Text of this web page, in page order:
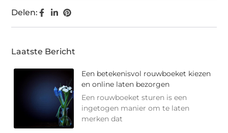
Delen:
Laatste Bericht
Een betekenisvol rouwboeket kiezen
en online laten bezorgen
Een rouwboeket sturen is een
ingetogen manier om te laten
merken dat